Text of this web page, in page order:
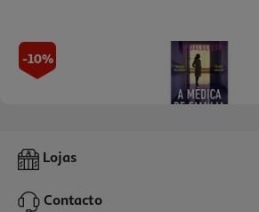
-10%
Livro A Médica De Família De J M Dalgliesh
19,99 € PVP de editor
Lojas
Contacto